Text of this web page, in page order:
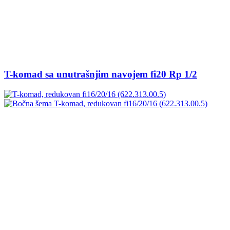
T-komad sa unutrašnjim navojem fi20 Rp 1/2